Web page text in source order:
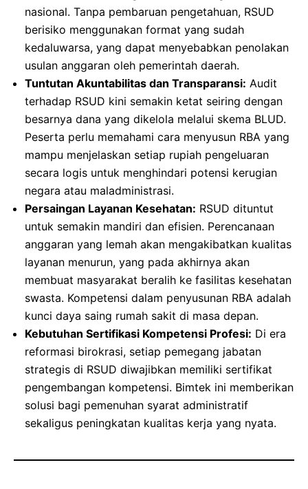
nasional. Tanpa pembaruan pengetahuan, RSUD
berisiko menggunakan format yang sudah
kedaluwarsa, yang dapat menyebabkan penolakan
usulan anggaran oleh pemerintah daerah.
Tuntutan Akuntabilitas dan Transparansi: Audit
terhadap RSUD kini semakin ketat seiring dengan
besarnya dana yang dikelola melalui skema BLUD.
Peserta perlu memahami cara menyusun RBA yang
mampu menjelaskan setiap rupiah pengeluaran
secara logis untuk menghindari potensi kerugian
negara atau maladministrasi.
Persaingan Layanan Kesehatan: RSUD dituntut
untuk semakin mandiri dan efisien. Perencanaan
anggaran yang lemah akan mengakibatkan kualitas
layanan menurun, yang pada akhirnya akan
membuat masyarakat beralih ke fasilitas kesehatan
swasta. Kompetensi dalam penyusunan RBA adalah
kunci daya saing rumah sakit di masa depan.
Kebutuhan Sertifikasi Kompetensi Profesi: Di era
reformasi birokrasi, setiap pemegang jabatan
strategis di RSUD diwajibkan memiliki sertifikat
pengembangan kompetensi. Bimtek ini memberikan
solusi bagi pemenuhan syarat administratif
sekaligus peningkatan kualitas kerja yang nyata.